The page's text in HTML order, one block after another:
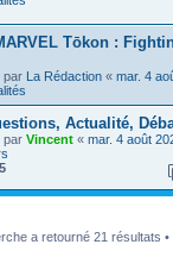
Tōkon :
par La Rédaction « mar. 4
Actualité,
par Vincent « mar. 4 août
a retourné 21 résultats •